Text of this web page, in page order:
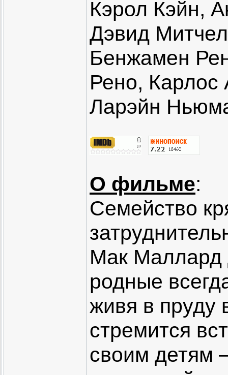
Кэрол Кэйн,
Дэвид
Бенжамен
Рено,
Ларэйн
О фильме:
Семейство
Мак Маллард
родные
живя в пруду
стремится
своим детям